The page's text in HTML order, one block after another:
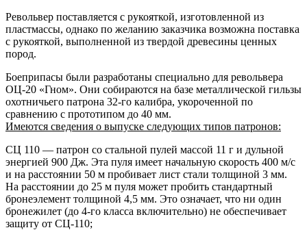
Револьвер поставляется с рукояткой, изготовленной из
пластмассы, однако по желанию заказчика возможна поставка
с рукояткой, выполненной из твердой древесины ценных
пород.
Боеприпасы были разработаны специально для револьвера
ОЦ-20 «Гном». Они собираются на базе металлической гильзы
охотничьего патрона 32-го калибра, укороченной по
сравнению с прототипом до 40 мм.
Имеются сведения о выпуске следующих типов патронов:
СЦ 110 — патрон со стальной пулей массой 11 г и дульной
энергией 900 Дж. Эта пуля имеет начальную скорость 400 м/с
и на расстоянии 50 м пробивает лист стали толщиной 3 мм.
На расстоянии до 25 м пуля может пробить стандартный
бронеэлемент толщиной 4,5 мм. Это означает, что ни один
бронежилет (до 4-го класса включительно) не обеспечивает
защиту от СЦ-110;